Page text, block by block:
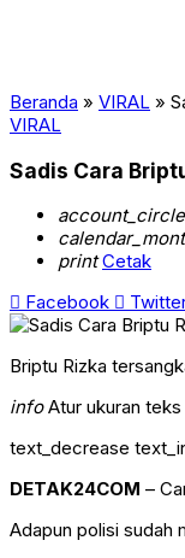
Beranda » VIRAL »
VIRAL
Sadis Cara
account_circle
print Cetak
Facebook
Briptu Rizka
infoAtur ukuran teks
text_decrease
DETAK24COM –
Adapun polisi sudah